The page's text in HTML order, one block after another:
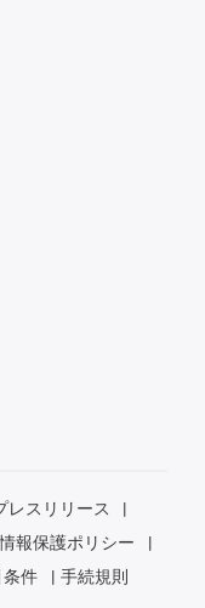
レスリリース
報保護ポリシー
件 手続規則